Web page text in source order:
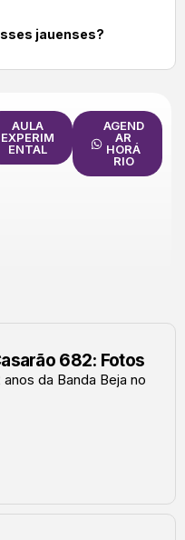
jauenses?
AULA
EXPERIM
ENTAL
AGEND
AR
HORÁ
RIO
682: Fotos
da Banda Beja no